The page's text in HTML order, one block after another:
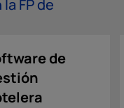
FP de
de